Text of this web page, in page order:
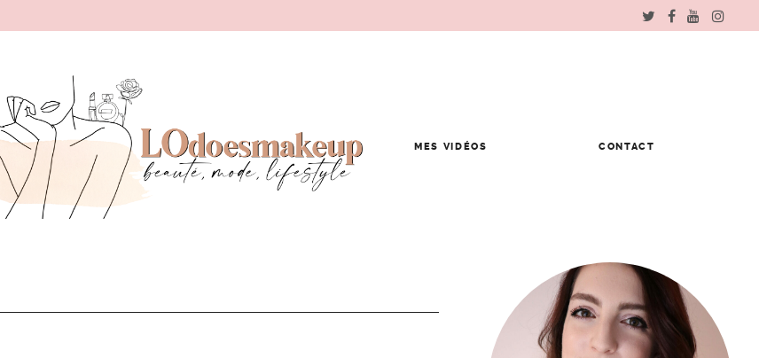
MES VIDÉOS CONTACT